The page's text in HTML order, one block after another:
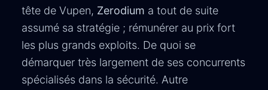
tête de Vupen, Zerodium a tout de suite
assumé sa stratégie ; rémunérer au prix fort
les plus grands exploits. De quoi se
démarquer très largement de ses concurrents
spécialisés dans la sécurité. Autre